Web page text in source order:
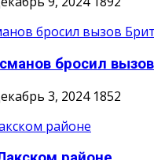
бросил
3, 2024 1852